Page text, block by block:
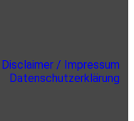
Disclaimer / Impressum
Datenschutzerklärung